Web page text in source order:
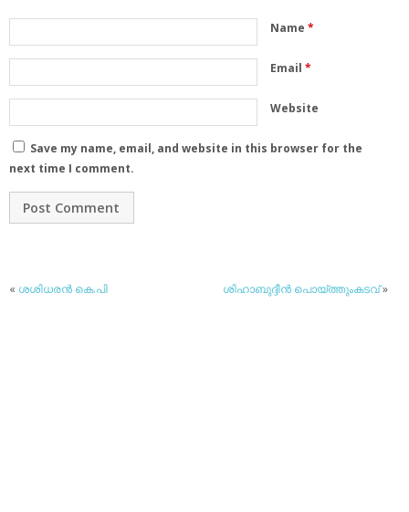
Name *
Email *
Website
Save my name, email, and website in this browser for the
next time I comment.
« ശശിധരന്‍ കെ.പി ശിഹാബുദ്ദീന്‍ പൊയ്ത്തുംകടവ്»